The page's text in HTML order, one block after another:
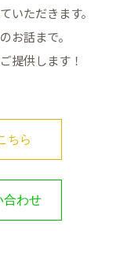
いただきます。
お話まで。
提供します！
ちら
合わせ